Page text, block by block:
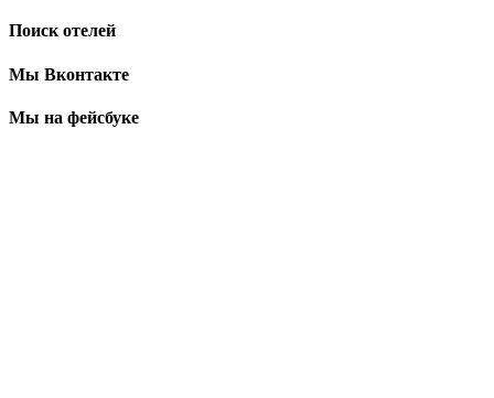
Поиск отелей
Мы Вконтакте
Мы на фейсбуке